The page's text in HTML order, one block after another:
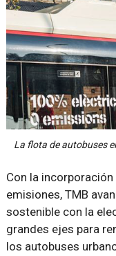
La flota de autobuses
Con la
emisiones, TMB
sostenible con la
grandes ejes para
los autobuses